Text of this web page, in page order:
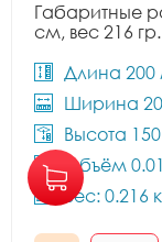
Габаритные
см, вес 216 гр.
Длина
Ширина
Высота
Объём
Вес: 0.216